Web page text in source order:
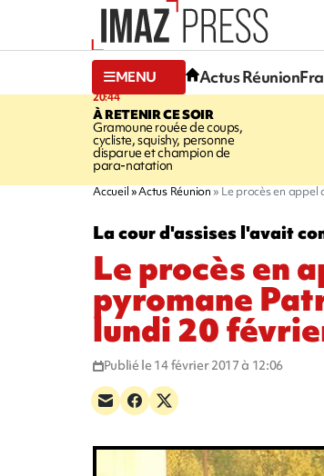
MENU Actus Réunion
20:44
À RETENIR CE SOIR
Gramoune rouée de coups,
cycliste, squishy, personne
disparue et champion de
para-natation
Accueil Actus Réunion Le procès en
La cour d'assises l'avait
Le procès en
pyromane
lundi 20
Publié le 14 février 2017 à 12:06